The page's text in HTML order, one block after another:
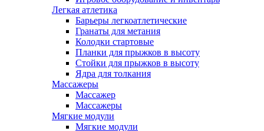
Легкая атлетика
Барьеры легкоатлетические
Гранаты для метания
Колодки стартовые
Планки для прыжков в высоту
Стойки для прыжков в высоту
Ядра для толкания
Массажеры
Массажер
Массажеры
Мягкие модули
Мягкие модули